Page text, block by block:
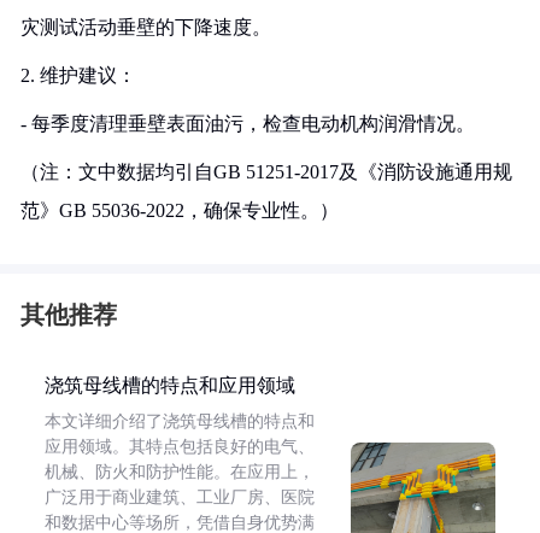
灾测试活动垂壁的下降速度。
2. 维护建议：
- 每季度清理垂壁表面油污，检查电动机构润滑情况。
（注：文中数据均引自GB 51251-2017及《消防设施通用规
范》GB 55036-2022，确保专业性。）
其他推荐
浇筑母线槽的特点和应用领域
本文详细介绍了浇筑母线槽的特点和
应用领域。其特点包括良好的电气、
机械、防火和防护性能。在应用上，
广泛用于商业建筑、工业厂房、医院
和数据中心等场所，凭借自身优势满